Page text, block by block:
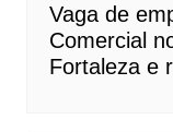
Vaga de
Comercial
Fortaleza e